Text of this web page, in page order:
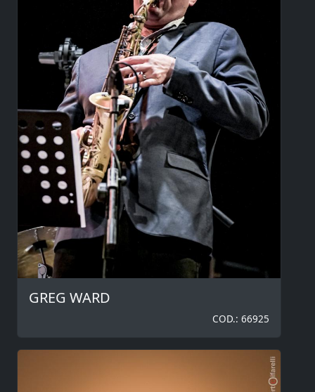
GREG WARD
COD.: 66925